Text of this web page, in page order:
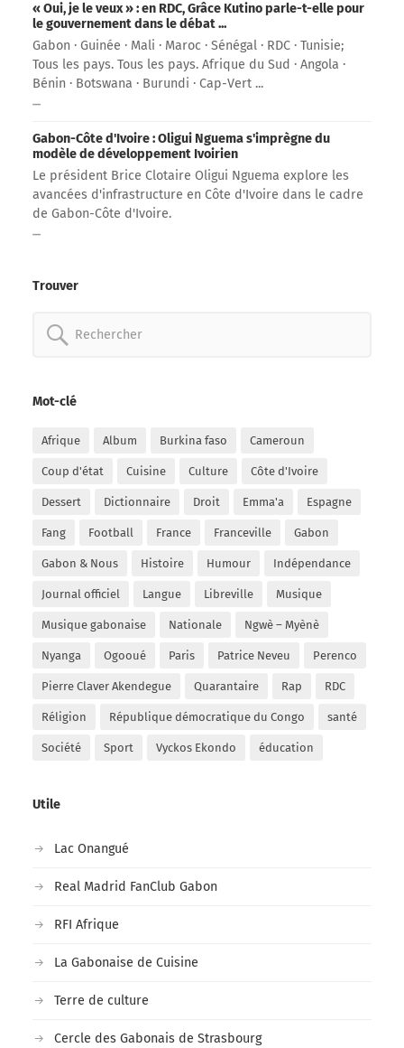
« Oui, je le veux » : en RDC, Grâce Kutino parle-t-elle pour
le gouvernement dans le débat ...
Gabon · Guinée · Mali · Maroc · Sénégal · RDC · Tunisie;
Tous les pays. Tous les pays. Afrique du Sud · Angola ·
Bénin · Botswana · Burundi · Cap-Vert ...
Gabon-Côte d'Ivoire : Oligui Nguema s'imprègne du
modèle de développement Ivoirien
Le président Brice Clotaire Oligui Nguema explore les
avancées d'infrastructure en Côte d'Ivoire dans le cadre
de Gabon-Côte d'Ivoire.
Trouver
Rechercher:
Mot-clé
Afrique Album Burkina faso Cameroun
Coup d'état Cuisine Culture Côte d'Ivoire
Dessert Dictionnaire Droit Emma'a Espagne
Fang Football France Franceville Gabon
Gabon & Nous Histoire Humour Indépendance
Journal officiel Langue Libreville Musique
Musique gabonaise Nationale Ngwè – Myènè
Nyanga Ogooué Paris Patrice Neveu Perenco
Pierre Claver Akendegue Quarantaire Rap RDC
Réligion République démocratique du Congo santé
Société Sport Vyckos Ekondo éducation
Utile
Lac Onangué
Real Madrid FanClub Gabon
RFI Afrique
La Gabonaise de Cuisine
Terre de culture
Cercle des Gabonais de Strasbourg